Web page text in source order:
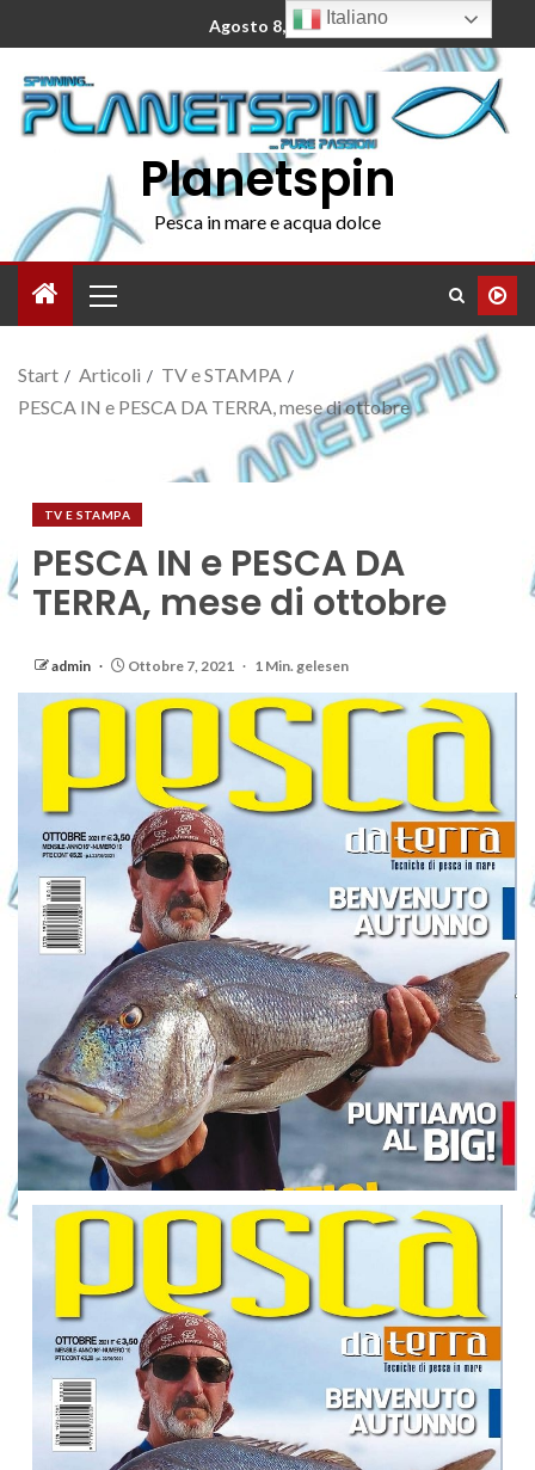
Agosto 8, 2026
Planetspin
Pesca in mare e acqua dolce
Start Articoli
TV e STAMPA
PESCA IN e PESCA DA TERRA, mese di ottobre
TV E STAMPA
PESCA IN e PESCA DA
TERRA, mese di ottobre
admin Ottobre 7, 2021 1 Min. gelesen
Italiano